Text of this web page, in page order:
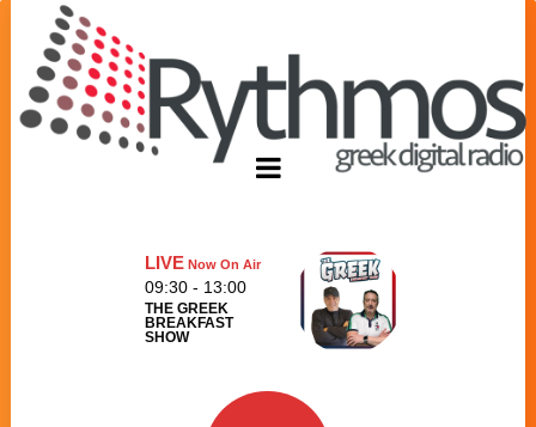
LIVENow On Air
09:30 - 13:00
THE GREEK
BREAKFAST
SHOW